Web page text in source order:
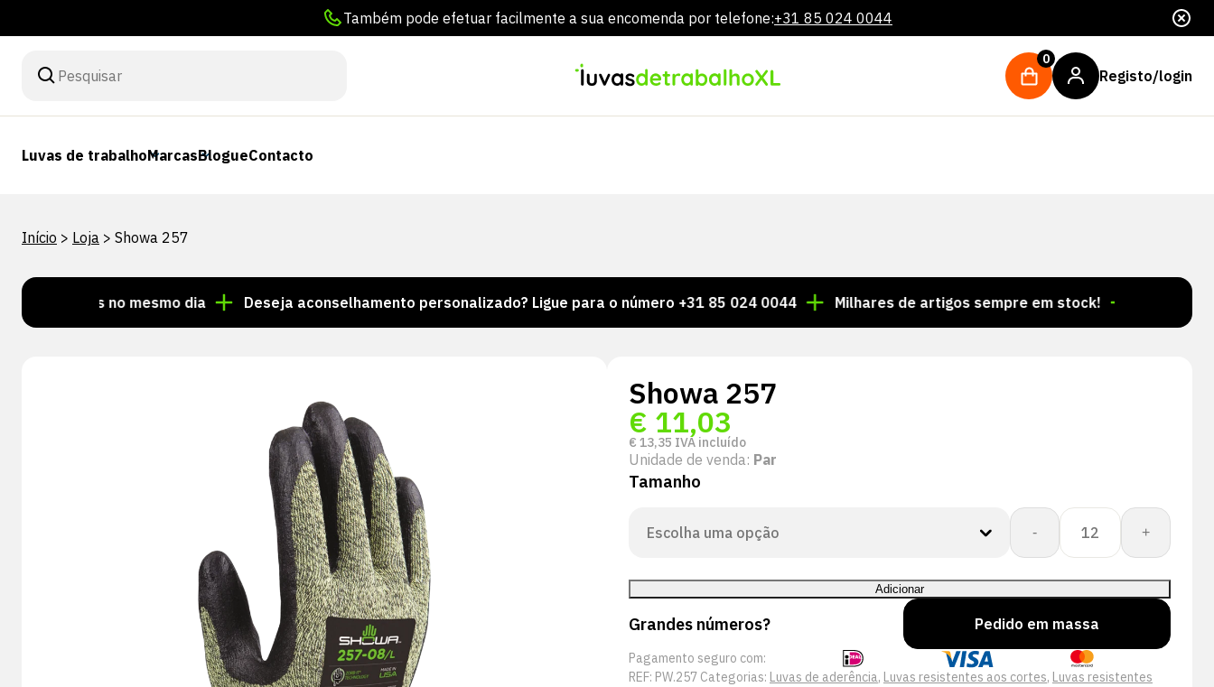
Também pode efetuar facilmente a sua encomenda por telefone:+31 85 024 0044
0
Registo/login
Luvas de trabalhoMarcasBlogueContacto
Início > Loja > Showa 257
no mesmo dia Deseja aconselhamento personalizado? Ligue para o número +31 85 024 0044 Milhares de artigos sempre em stock! Encomendas
Showa 257
€ 11,03
€ 13,35 IVA incluído
Unidade de venda: Par
Tamanho
-
Quantidade
Showa
257
+
Adicionar
Grandes números? Pedido em massa
Pagamento seguro com:
REF: PW.257 Categorias: Luvas de aderência, Luvas resistentes aos cortes, Luvas resistentes